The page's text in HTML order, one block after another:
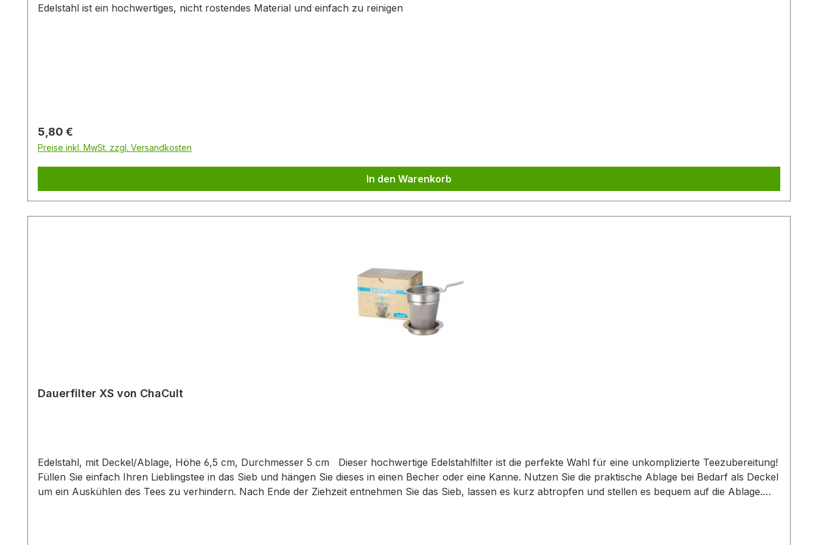
Edelstahl ist ein hochwertiges, nicht rostendes Material und einfach zu reinigen
Regulärer Preis:
5,80 €
Preise inkl. MwSt. zzgl. Versandkosten
In den Warenkorb
Dauerfilter XS von ChaCult
Edelstahl, mit Deckel/Ablage, Höhe 6,5 cm, Durchmesser 5 cm Dieser hochwertige Edelstahlfilter ist die perfekte Wahl für eine unkomplizierte Teezubereitung!
Füllen Sie einfach Ihren Lieblingstee in das Sieb und hängen Sie dieses in einen Becher oder eine Kanne. Nutzen Sie die praktische Ablage bei Bedarf als Deckel
um ein Auskühlen des Tees zu verhindern. Nach Ende der Ziehzeit entnehmen Sie das Sieb, lassen es kurz abtropfen und stellen es bequem auf die Ablage.